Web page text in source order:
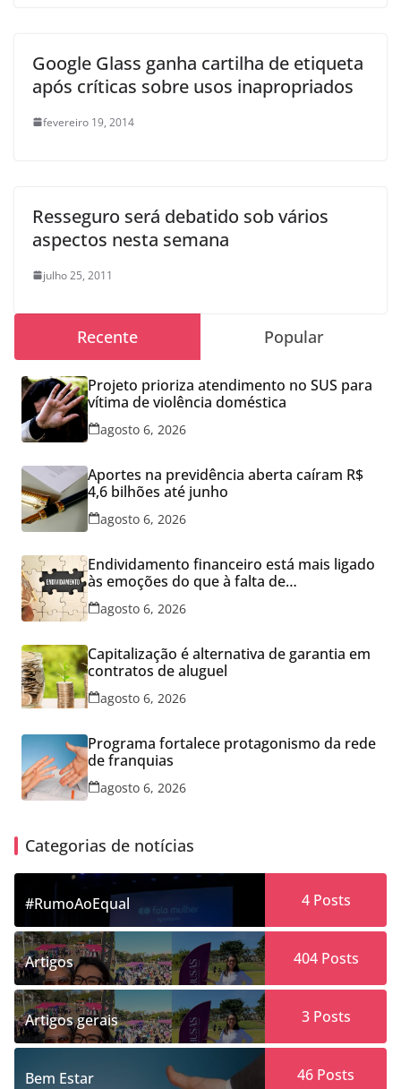
Google Glass ganha cartilha de etiqueta
após críticas sobre usos inapropriados
fevereiro 19, 2014
Resseguro será debatido sob vários
aspectos nesta semana
julho 25, 2011
Recente Popular
Projeto prioriza atendimento no SUS para
vítima de violência doméstica
agosto 6, 2026
Aportes na previdência aberta caíram R$
4,6 bilhões até junho
agosto 6, 2026
Endividamento financeiro está mais ligado
às emoções do que à falta de
conhecimento
agosto 6, 2026
Capitalização é alternativa de garantia em
contratos de aluguel
agosto 6, 2026
Programa fortalece protagonismo da rede
de franquias
agosto 6, 2026
Categorias de notícias
#RumoAoEqual 4Posts
Artigos 404Posts
Artigos gerais 3Posts
Bem Estar 46 Posts